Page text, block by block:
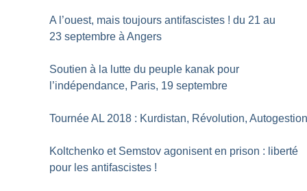
A l’ouest, mais toujours antifascistes ! du 21 au
23 septembre à Angers
Soutien à la lutte du peuple kanak pour
l’indépendance, Paris, 19 septembre
Tournée AL 2018 : Kurdistan, Révolution,
Koltchenko et Semstov agonisent en prison : liberté
pour les antifascistes !